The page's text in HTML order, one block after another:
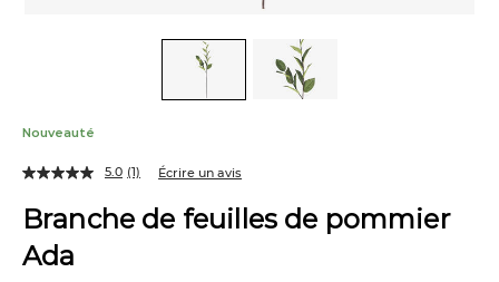
Nouveauté
Branche de feuilles de pommier
Ada
5.0 (1) Écrire un avis